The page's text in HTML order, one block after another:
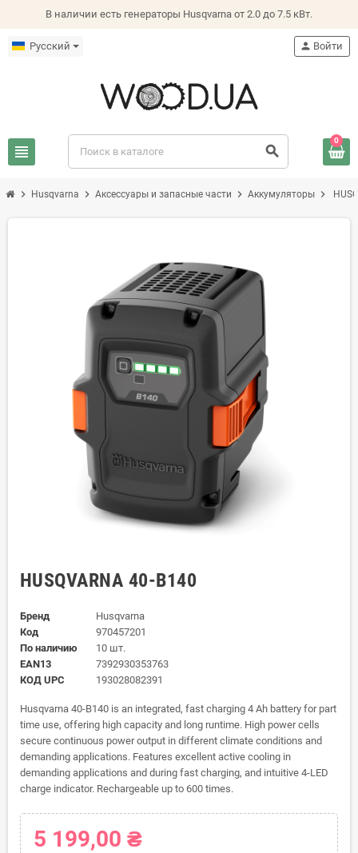
В наличии есть генераторы Husqvarna от 2.0 до 7.5 кВт.
Русский
view_headline search
person Войти
0
chevron_right Husqvarna chevron_right Аксессуары и запасные части chevron_right Аккумуляторы chevron_right
HUSQVARNA 40-B140
Бренд
Husqvarna
Код
970457201
По наличию
10 шт.
EAN13
7392930353763
КОД UPC
193028082391
Husqvarna 40-B140 is an integrated, fast charging 4 Ah battery for part
time use, offering high capacity and long runtime. High power cells
secure continuous power output in different climate conditions and
demanding applications. Features excellent active cooling in
demanding applications and during fast charging, and intuitive 4-LED
charge indicator. Rechargeable up to 600 times.
5 199,00 ₴